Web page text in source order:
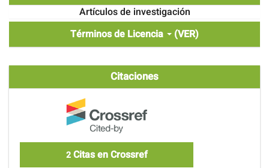
Artículos de investigación
Términos de Licencia
(VER)
Citaciones
2Citas en Crossref